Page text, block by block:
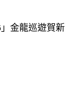
金龍巡遊賀新